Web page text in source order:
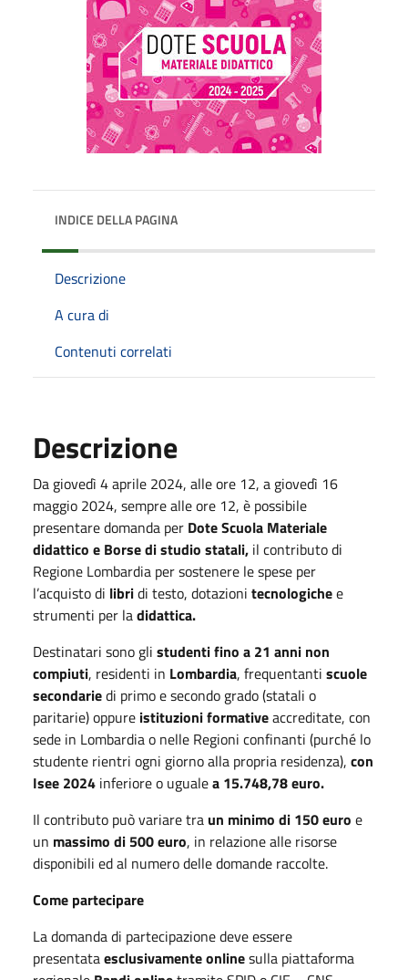
INDICE DELLA PAGINA
Descrizione
A cura di
Contenuti correlati
Descrizione
Da giovedì 4 aprile 2024, alle ore 12, a giovedì 16
maggio 2024, sempre alle ore 12, è possibile
presentare domanda per Dote Scuola Materiale
didattico e Borse di studio statali, il contributo di
Regione Lombardia per sostenere le spese per
l’acquisto di libridi testo, dotazioni tecnologichee
strumenti per ladidattica.
Destinatari sono gli studenti fino a 21 anni non
compiuti, residenti in Lombardia, frequentanti scuole
secondariedi primo e secondo grado (statali o
paritarie) oppure istituzioni formativeaccreditate, con
sede in Lombardia o nelle Regioni confinanti (purché lo
studente rientri ogni giorno alla propria residenza), con
Isee 2024 inferiore o ugualea 15.748,78 euro.
Il contributo può variare tra un minimo di 150 euro e
un massimo di 500 euro, in relazione alle risorse
disponibili ed al numero delle domande raccolte.
Come partecipare
La domanda di partecipazione deve essere
presentataesclusivamente onlinesulla piattaforma